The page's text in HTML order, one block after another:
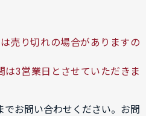
売り切れの場合がありますの
3営業日とさせていただきま
でお問い合わせください。お問